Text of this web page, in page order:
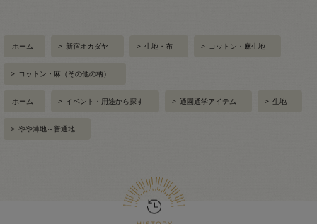
ホーム > 新宿オカダヤ > 生地・布 > コットン・麻生地
> コットン・麻（その他の柄）
ホーム > イベント・用途から探す > 通園通学アイテム > 生地
> やや薄地～普通地